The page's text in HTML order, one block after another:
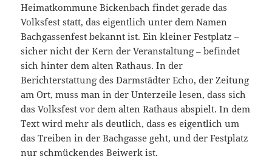
Heimatkommune Bickenbach findet gerade das
Volksfest statt, das eigentlich unter dem Namen
Bachgassenfest bekannt ist. Ein kleiner Festplatz –
sicher nicht der Kern der Veranstaltung – befindet
sich hinter dem alten Rathaus. In der
Berichterstattung des Darmstädter Echo, der Zeitung
am Ort, muss man in der Unterzeile lesen, dass sich
das Volksfest vor dem alten Rathaus abspielt. In dem
Text wird mehr als deutlich, dass es eigentlich um
das Treiben in der Bachgasse geht, und der Festplatz
nur schmückendes Beiwerk ist.